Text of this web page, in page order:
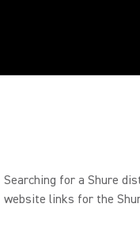
Searching for a Shure
website links for the